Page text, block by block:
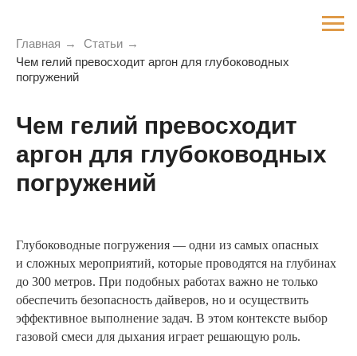
Главная → Статьи →
Чем гелий превосходит аргон для глубоководных
погружений
Чем гелий превосходит
аргон для глубоководных
погружений
Глубоководные погружения — одни из самых опасных
и сложных мероприятий, которые проводятся на глубинах
до 300 метров. При подобных работах важно не только
обеспечить безопасность дайверов, но и осуществить
эффективное выполнение задач. В этом контексте выбор
газовой смеси для дыхания играет решающую роль.